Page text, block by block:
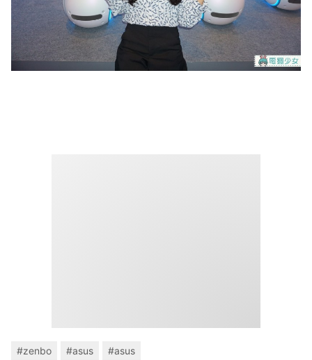
#zenbo #asus #asus